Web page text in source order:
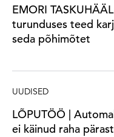
EMORI
turunduses teed
seda põhimõtet
UUDISED
LÕPUTÖÖ |
ei käinud raha pärast